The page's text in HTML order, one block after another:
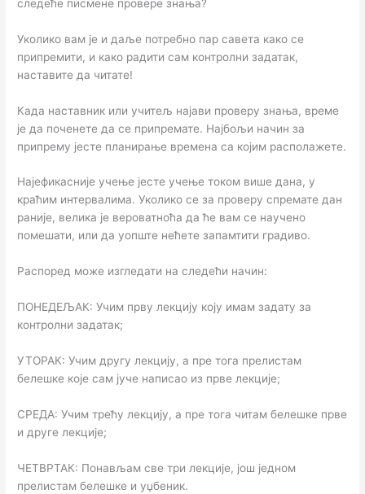
следеће писмене провере знања?
Уколико вам је и даље потребно пар савета како се
припремити, и како радити сам контролни задатак,
наставите да читате!
Када наставник или учитељ најави проверу знања, време
је да поченете да се припремате. Најбољи начин за
припрему јесте планирање времена са којим располажете.
Најефикасније учење јесте учење током више дана, у
краћим интервалима. Уколико се за проверу спремате дан
раније, велика је вероватноћа да ће вам се научено
помешати, или да уопште нећете запамтити градиво.
Распоред може изгледати на следећи начин:
ПОНЕДЕЉАК: Учим прву лекцију коју имам задату за
контролни задатак;
УТОРАК: Учим другу лекцију, а пре тога прелистам
белешке које сам јуче написао из прве лекције;
СРЕДА: Учим трећу лекцију, а пре тога читам белешке прве
и друге лекције;
ЧЕТВРТАК: Понављам све три лекције, још једном
прелистам белешке и уџбеник.